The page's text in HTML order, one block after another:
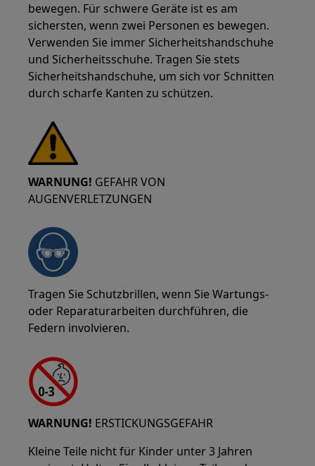
bewegen. Für schwere Geräte ist es am
sichersten, wenn zwei Personen es bewegen.
Verwenden Sie immer Sicherheitshandschuhe
und Sicherheitsschuhe. Tragen Sie stets
Sicherheitshandschuhe, um sich vor Schnitten
durch scharfe Kanten zu schützen.
WARNUNG! GEFAHR VON
AUGENVERLETZUNGEN
Tragen Sie Schutzbrillen, wenn Sie Wartungs-
oder Reparaturarbeiten durchführen, die
Federn involvieren.
WARNUNG! ERSTICKUNGSGEFAHR
Kleine Teile nicht für Kinder unter 3 Jahren